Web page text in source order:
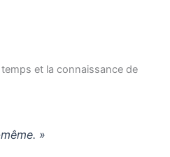
et la connaissance de
»